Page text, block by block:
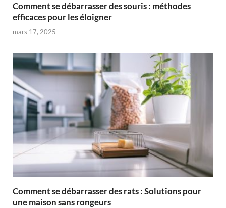
Comment se débarrasser des souris : méthodes
efficaces pour les éloigner
mars 17, 2025
Comment se débarrasser des rats : Solutions pour
une maison sans rongeurs